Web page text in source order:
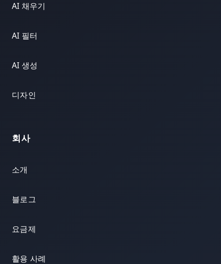
AI 채우기
AI 필터
AI 생성
디자인
회사
소개
블로그
요금제
활용 사례